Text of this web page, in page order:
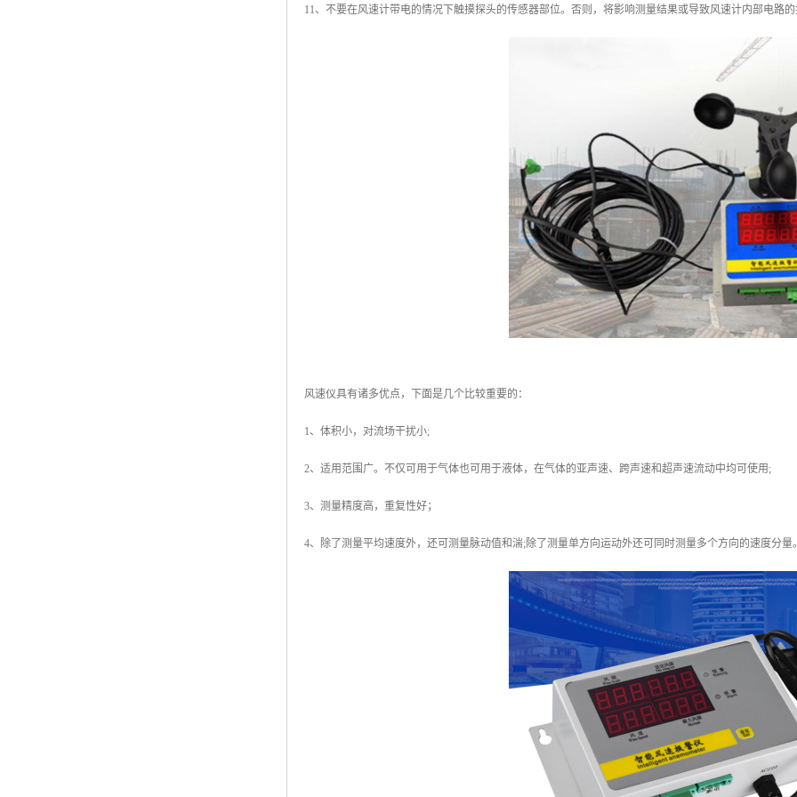
11、不要在风速计带电的情况下触摸探头的传感器部位。否则，将影响测量结果或导致风速计内部电路
风速仪具有诸多优点，下面是几个比较重要的：
1、体积小，对流场干扰小;
2、适用范围广。不仅可用于气体也可用于液体，在气体的亚声速、跨声速和超声速流动中均可使用;
3、测量精度高，重复性好；
4、除了测量平均速度外，还可测量脉动值和湍;除了测量单方向运动外还可同时测量多个方向的速度分量